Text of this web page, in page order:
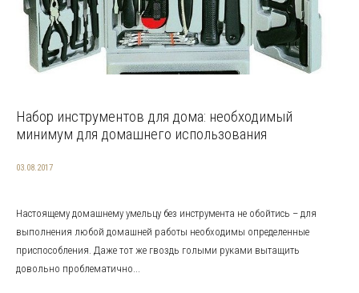
Набор инструментов для дома: необходимый
минимум для домашнего использования
03.08.2017
Настоящему домашнему умельцу без инструмента не обойтись – для
выполнения любой домашней работы необходимы определенные
приспособления. Даже тот же гвоздь голыми руками вытащить
довольно проблематично...